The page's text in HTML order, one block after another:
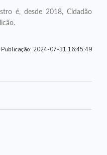
é, desde 2018, Cidadão
2024-07-31 16:45:49